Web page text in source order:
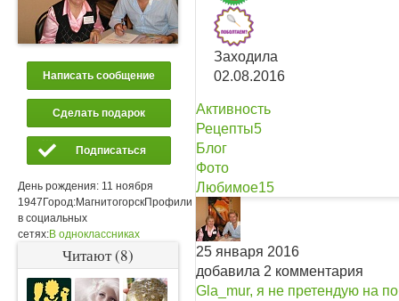
Написать сообщение
Сделать подарок
Подписаться
День рождения: 11 ноября
1947 Город:МагнитогорскПрофили
в социальных
сетях:В одноклассниках
Читают (8)
Заходила
02.08.2016
Активность
Рецепты5
Блог
Фото
Любимое15
25 января 2016
добавила 2 комментария
Gla_mur, я не претендую на